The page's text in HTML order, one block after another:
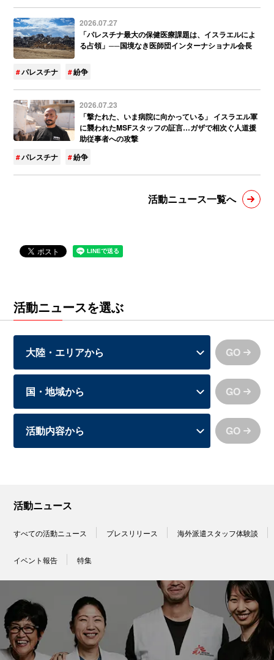
2026.07.27
「パレスチナ最大の保健医療課題は、イスラエルによ
る占領」──国境なき医師団インターナショナル会長
パレスチナ 紛争
2026.07.23
「撃たれた、いま病院に向かっている」 イスラエル軍
に襲われたMSFスタッフの証言…ガザで相次ぐ人道援
助従事者への攻撃
パレスチナ
紛争
活動ニュース一覧へ
活動ニュースを選ぶ
GO
GO
GO
活動ニュース
すべての活動ニュース プレスリリース 海外派遣スタッフ体験談
イベント報告 特集